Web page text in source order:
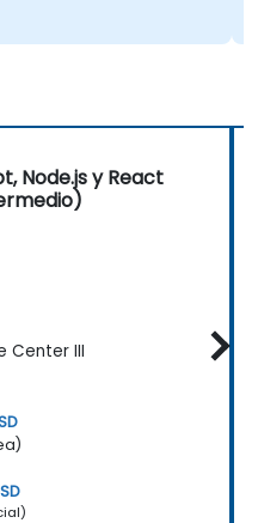
Node.js y React
Center III